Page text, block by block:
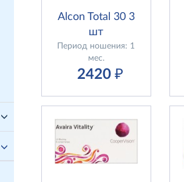
Alcon Total 30 3
шт
Период ношения: 1
мес.
2420₽